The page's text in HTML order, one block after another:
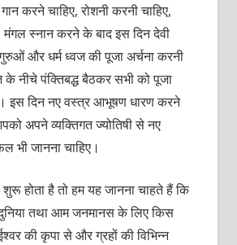
करने चाहिए, रोशनी करनी चाहिए,
मंगल स्नान करने के बाद इस दिन देवी
और धर्म ध्वज की पूजा अर्चना करनी
नीचे पंक्तिबद्ध बैठकर सभी को पूजा
इस दिन नए वस्त्र आभूषण धारण करने
अपने व्यक्तिगत ज्योतिषी से नए
भी जानना चाहिए।
होता है तो हम यह जानना चाहते हैं कि
तथा आम जनमानस के लिए किस
की कृपा से और ग्रहों की विभिन्न